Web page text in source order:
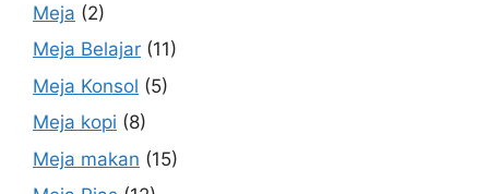
Meja (2)
Meja Belajar (11)
Meja Konsol (5)
Meja kopi (8)
Meja makan (15)